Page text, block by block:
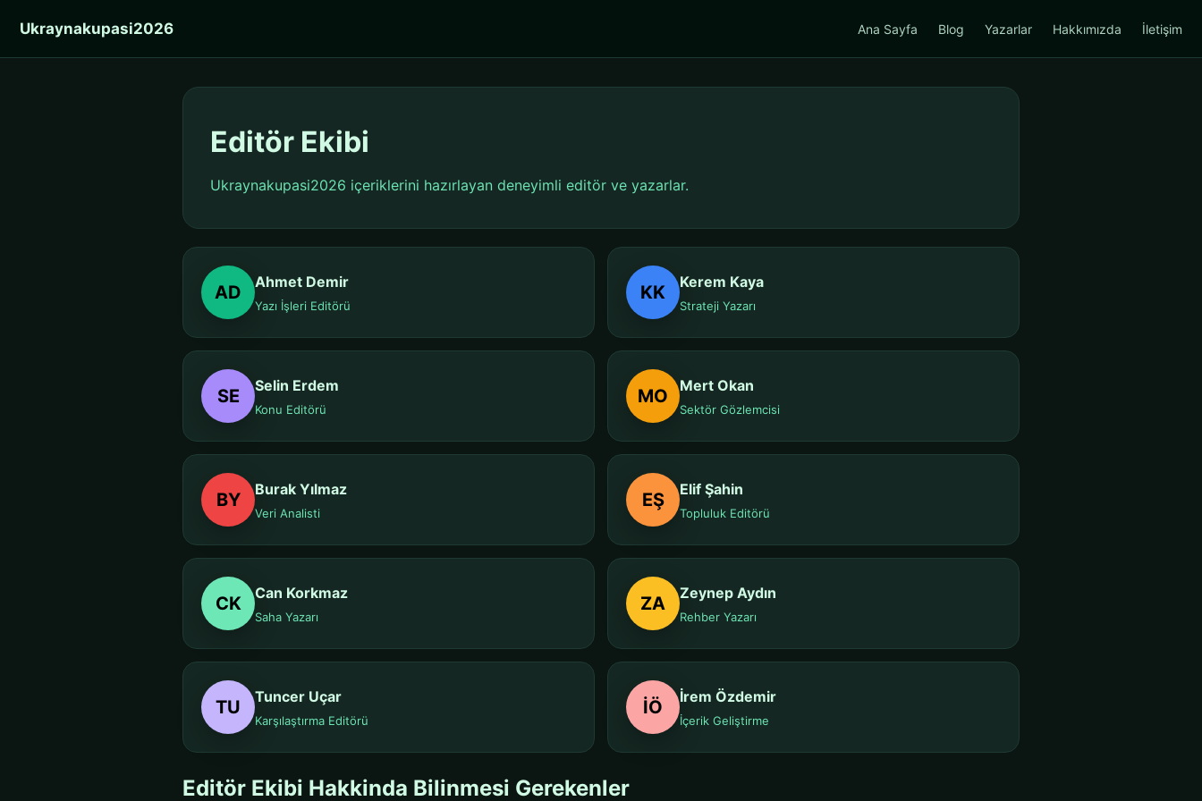
Ukraynakupasi2026 Ana Sayfa Blog Yazarlar Hakkımızda İletişim
Editör Ekibi
Ukraynakupasi2026 içeriklerini hazırlayan deneyimli editör ve yazarlar.
AD
Ahmet Demir
Yazı İşleri Editörü
KK
Kerem Kaya
Strateji Yazarı
SE
Selin Erdem
Konu Editörü
MO
Mert Okan
Sektör Gözlemcisi
BY
Burak Yılmaz
Veri Analisti
EŞ
Elif Şahin
Topluluk Editörü
CK
Can Korkmaz
Saha Yazarı
ZA
Zeynep Aydın
Rehber Yazarı
TU
Tuncer Uçar
Karşılaştırma Editörü
İÖ
İrem Özdemir
İçerik Geliştirme
Editör Ekibi Hakkinda Bilinmesi Gerekenler